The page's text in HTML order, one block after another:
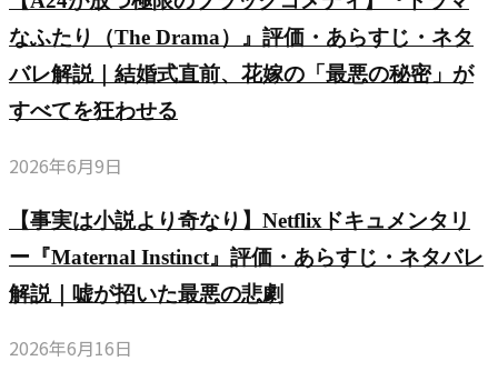
なふたり（The Drama）』評価・あらすじ・ネタ
バレ解説｜結婚式直前、花嫁の「最悪の秘密」が
すべてを狂わせる
2026年6月9日
【事実は小説より奇なり】Netflixドキュメンタリ
ー『Maternal Instinct』評価・あらすじ・ネタバレ
解説｜嘘が招いた最悪の悲劇
2026年6月16日